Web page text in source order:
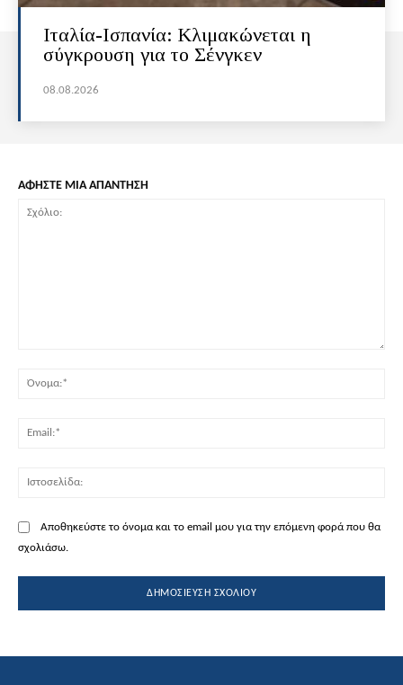
Ιταλία-Ισπανία: Κλιμακώνεται η
σύγκρουση για το Σένγκεν
08.08.2026
ΑΦΗΣΤΕ ΜΙΑ ΑΠΑΝΤΗΣΗ
Αποθηκεύστε το όνομα και το email μου για την επόμενη φορά που θα
σχολιάσω.